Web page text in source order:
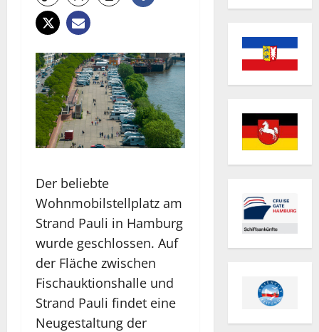
Der beliebte
Wohnmobilstellplatz am
Strand Pauli in Hamburg
wurde geschlossen. Auf
der Fläche zwischen
Fischauktionshalle und
Strand Pauli findet eine
Neugestaltung der